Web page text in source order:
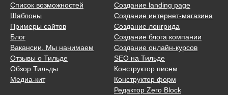
Список возможностей
Шаблоны
Примеры сайтов
Блог
Вакансии. Мы нанимаем
Отзывы о Тильде
Обзор Тильды
Медиа-кит
Создание landing page
Создание интернет-магазина
Создание лонгрида
Создание блога компании
Создание онлайн-курсов
SEO на Тильде
Конструктор писем
Конструктор форм
Редактор Zero Block